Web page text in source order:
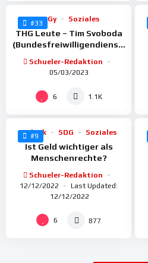
#33BoGy Soziales
THG Leute – Tim Svoboda
(Bundesfreiwilligendienst,
Schueler-Redaktion
05/03/2023
6 1.1K
#9
%
Politik SDG Soziales
Ist Geld wichtiger als
Menschenrechte?
Schueler-Redaktion
12/12/2022
Last Updated:
12/12/2022
6 877